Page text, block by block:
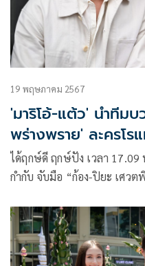
19 พฤษภาคม 2567
'มาริโอ้-แต้ว' นำทีม
พร่างพราย' ละครโร
สังคม
ได้ฤกษ์ดี ฤกษ์ปัง เวลา
กำกับ จับมือ “ก้อง-ปิยะ เศวต
พระนางที่โคจรมาพบกันในร